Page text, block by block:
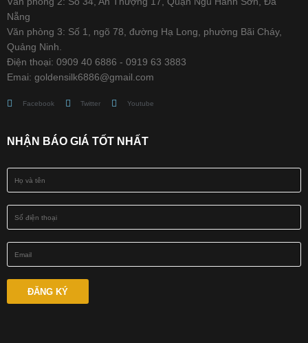
Nẵng
Văn phòng 3: Số 1, ngõ 78, đường Hạ Long, phường Bãi Cháy,
Quảng Ninh.
Điện thoại: 0909 40 6886 - 0919 63 3883
Emai: goldensilk6886@gmail.com
Facebook Twitter Youtube
NHẬN BÁO GIÁ TỐT NHẤT